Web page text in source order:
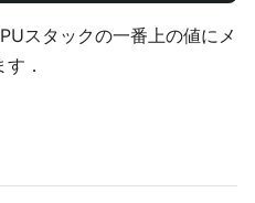
スタックの一番上の値にメ
．